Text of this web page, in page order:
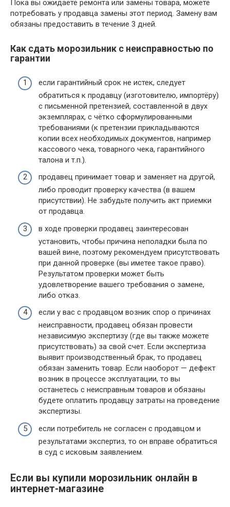
Пока вы ожидаете ремонта или замены товара, можете
потребовать у продавца замены этот период. Замену вам
обязаны предоставить в течение 3 дней.
Как сдать морозильник с неисправностью по
гарантии
если гарантийный срок не истек, следует
обратиться к продавцу (изготовителю, импортёру)
с письменной претензией, составленной в двух
экземплярах, с чётко сформулированными
требованиями (к претензии прикладываются
копии всех необходимых документов, например
кассового чека, товарного чека, гарантийного
талона и т.п.).
продавец принимает товар и заменяет на другой,
либо проводит проверку качества (в вашем
присутствии). Не забудьте получить акт приемки
от продавца.
в ходе проверки продавец заинтересован
установить, чтобы причина неполадки была по
вашей вине, поэтому рекомендуем присутствовать
при данной проверке (вы иметее такое право).
Результатом проверки может быть
удовлетворение вашего требования о замене,
либо отказ.
если у вас с продавцом возник спор о причинах
неисправности, продавец обязан провести
независимую экспертизу (где вы также можете
присутствовать) за свой счет. Если экспертиза
выявит производственный брак, то продавец
обязан заменить товар. Если наоборот — дефект
возник в процессе эксплуатации, то вы
останетесь с неисправным товаров и обязаны
будете оплатить продавцу затраты на проведение
экспертизы.
если потребитель не согласен с продавцом и
результатами экспертиз, то он вправе обратиться
в суд с исковым заявлением.
Если вы купили морозильник онлайн в
интернет-магазине